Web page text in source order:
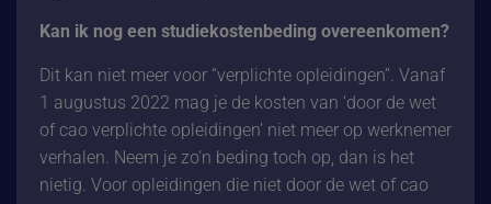
Kan ik nog een studiekostenbeding overeenkomen?
Dit kan niet meer voor “verplichte opleidingen”. Vanaf
1 augustus 2022 mag je de kosten van ‘door de wet
of cao verplichte opleidingen’ niet meer op werknemer
verhalen. Neem je zo’n beding toch op, dan is het
nietig. Voor opleidingen die niet door de wet of cao